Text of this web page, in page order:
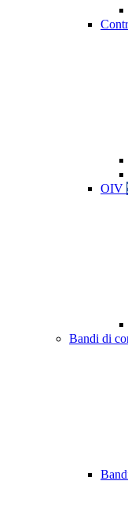
OIV
Bandi di